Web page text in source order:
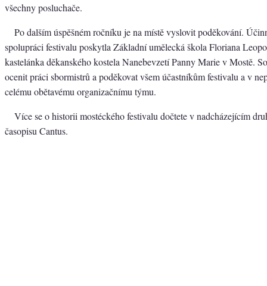
všechny posluchače.
Po dalším úspěšném ročníku je na místě vyslovit poděkování.
spolupráci festivalu poskytla Základní umělecká škola Floriana
kastelánka děkanského kostela Nanebevzetí Panny Marie v Mostě.
ocenit práci sbormistrů a poděkovat všem účastníkům festivalu a v
celému obětavému organizačnímu týmu.
Více se o historii mostéckého festivalu dočtete v nadcházejícím
časopisu Cantus.